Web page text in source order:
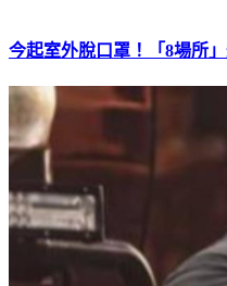
今起室外脫口罩！「8場所